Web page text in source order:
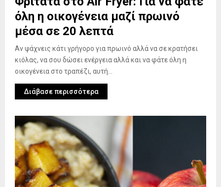
όλη η οικογένεια μαζί πρωινό
μέσα σε 20 λεπτά
Αν ψάχνεις κάτι γρήγορο για πρωινό αλλά να σε κρατήσει
κιόλας, να σου δώσει ενέργεια αλλά και να φάτε όλη η
οικογένεια στο τραπέζι, αυτή...
Διάβασε περισσότερα